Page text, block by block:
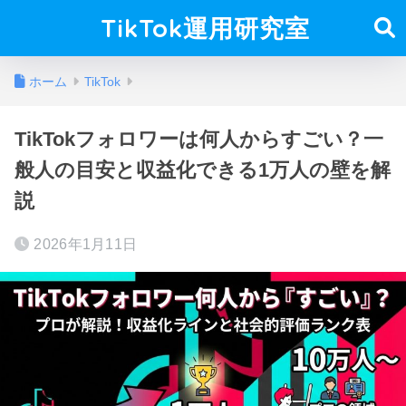
TikTok運用研究室
ホーム TikTok
TikTokフォロワーは何人からすごい？一
般人の目安と収益化できる1万人の壁を解
説
2026年1月11日